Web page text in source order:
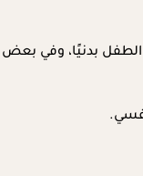
بدنيًا، وفي